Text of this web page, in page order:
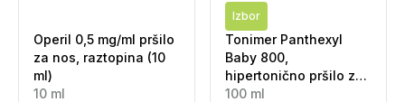
Operil 0,5 mg/ml pršilo
za nos, raztopina (10
ml)
10 ml
Izbor
Tonimer Panthexyl
Baby 800,
hipertonično pršilo za
nos (100 ml)
100 ml